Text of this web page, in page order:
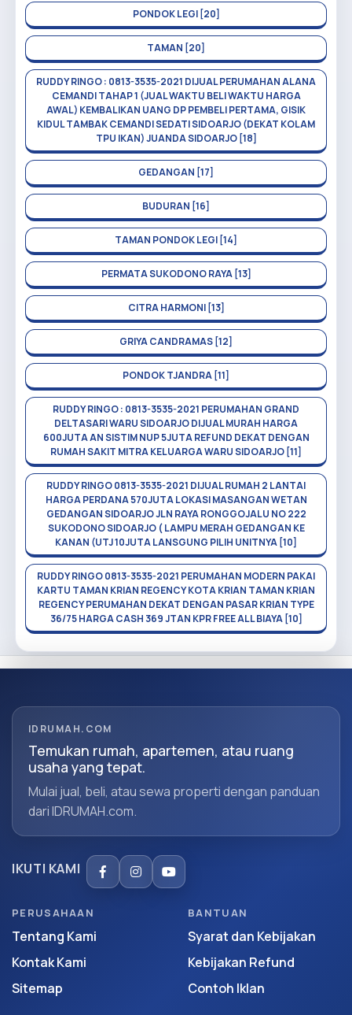
PONDOK LEGI [20]
TAMAN [20]
RUDDY RINGO : 0813-3535-2021 DIJUAL PERUMAHAN ALANA
CEMANDI TAHAP 1 (JUAL WAKTU BELI WAKTU HARGA
AWAL) KEMBALIKAN UANG DP PEMBELI PERTAMA, GISIK
KIDUL TAMBAK CEMANDI SEDATI SIDOARJO (DEKAT KOLAM
TPU IKAN) JUANDA SIDOARJO [18]
GEDANGAN [17]
BUDURAN [16]
TAMAN PONDOK LEGI [14]
PERMATA SUKODONO RAYA [13]
CITRA HARMONI [13]
GRIYA CANDRAMAS [12]
PONDOK TJANDRA [11]
RUDDY RINGO : 0813-3535-2021 PERUMAHAN GRAND
DELTASARI WARU SIDOARJO DIJUAL MURAH HARGA
600JUTA AN SISTIM NUP 5JUTA REFUND DEKAT DENGAN
RUMAH SAKIT MITRA KELUARGA WARU SIDOARJO [11]
RUDDY RINGO 0813-3535-2021 DIJUAL RUMAH 2 LANTAI
HARGA PERDANA 570JUTA LOKASI MASANGAN WETAN
GEDANGAN SIDOARJO JLN RAYA RONGGOJALU NO 222
SUKODONO SIDOARJO ( LAMPU MERAH GEDANGAN KE
KANAN (UTJ 10JUTA LANSGUNG PILIH UNITNYA [10]
RUDDY RINGO 0813-3535-2021 PERUMAHAN MODERN PAKAI
KARTU TAMAN KRIAN REGENCY KOTA KRIAN TAMAN KRIAN
REGENCY PERUMAHAN DEKAT DENGAN PASAR KRIAN TYPE
36/75 HARGA CASH 369 JTAN KPR FREE ALL BIAYA [10]
IDRUMAH.COM
Temukan rumah, apartemen, atau ruang
usaha yang tepat.
Mulai jual, beli, atau sewa properti dengan panduan
dari IDRUMAH.com.
IKUTI KAMI
PERUSAHAAN
Tentang Kami
Kontak Kami
Sitemap
BANTUAN
Syarat dan Kebijakan
Kebijakan Refund
Contoh Iklan